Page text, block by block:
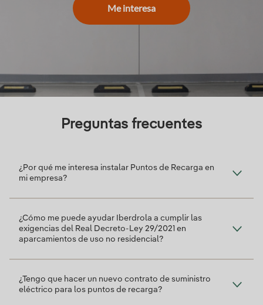
Me interesa
Preguntas frecuentes
¿Por qué me interesa instalar Puntos de Recarga en
mi empresa?
¿Cómo me puede ayudar Iberdrola a cumplir las
exigencias del Real Decreto-Ley 29/2021 en
aparcamientos de uso no residencial?
¿Tengo que hacer un nuevo contrato de suministro
eléctrico para los puntos de recarga?